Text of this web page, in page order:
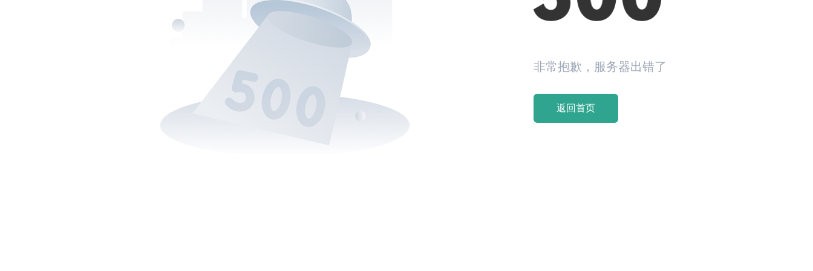
非常抱歉，服务器出错了
返回首页